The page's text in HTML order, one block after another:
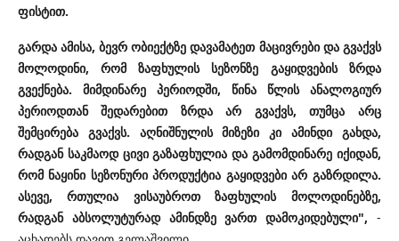
ფისტით.
გარდა ამისა, ბევრ ობიექტზე დავამატეთ მაცივრები და გვაქვს
მოლოდინი, რომ ზაფხულის სეზონზე გაყიდვების ზრდა
გვექნება. მიმდინარე პერიოდში, წინა წლის ანალოგიურ
პერიოდთან შედარებით ზრდა არ გვაქვს, თუმცა არც
შემცირება გვაქვს. აღნიშნულის მიზეზი კი ამინდი გახდა,
რადგან საკმაოდ ცივი გაზაფხულია და გამომდინარე იქიდან,
რომ ნაყინი სეზონური პროდუქტია გაყიდვები არ გაზრდილა.
ასევე, რთულია ვისაუბროთ ზაფხულის მოლოდინებზე,
რადგან აბსოლუტურად ამინდზე ვართ დამოკიდებული", -